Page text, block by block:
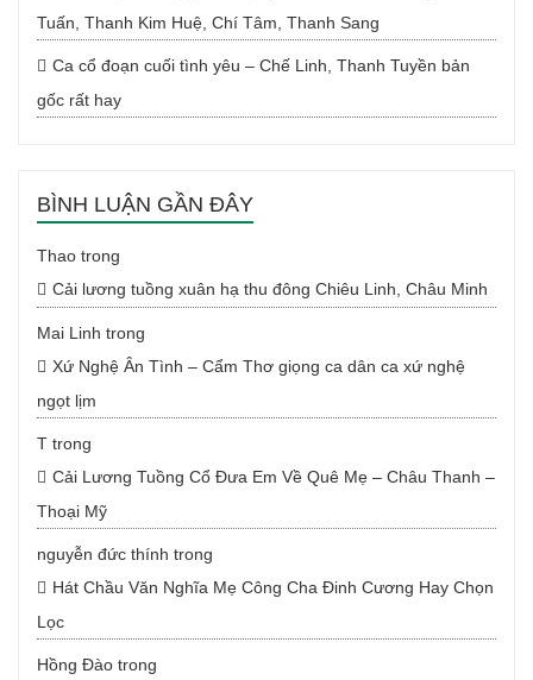
Tuấn, Thanh Kim Huệ, Chí Tâm, Thanh Sang
Ca cổ đoạn cuối tình yêu – Chế Linh, Thanh Tuyền bản
gốc rất hay
BÌNH LUẬN GẦN ĐÂY
Thao trong
Cải lương tuồng xuân hạ thu đông Chiêu Linh, Châu Minh
Mai Linh trong
Xứ Nghệ Ân Tình – Cẩm Thơ giọng ca dân ca xứ nghệ
ngọt lịm
T trong
Cải Lương Tuồng Cổ Đưa Em Về Quê Mẹ – Châu Thanh –
Thoại Mỹ
nguyễn đức thính trong
Hát Chầu Văn Nghĩa Mẹ Công Cha Đinh Cương Hay Chọn
Lọc
Hồng Đào trong